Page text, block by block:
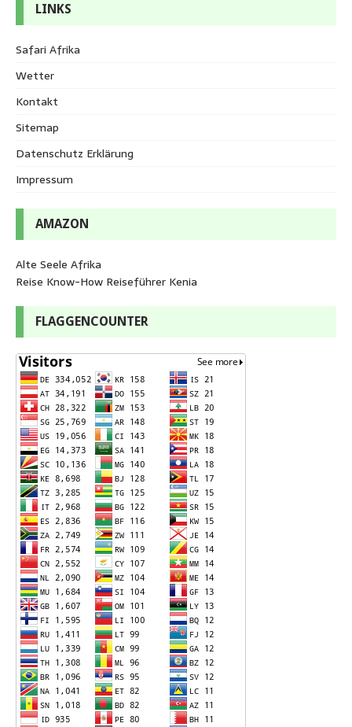
LINKS
Safari Afrika
Wetter
Kontakt
Sitemap
Datenschutz Erklärung
Impressum
AMAZON
Alte Seele Afrika
Reise Know-How Reiseführer Kenia
FLAGGENCOUNTER